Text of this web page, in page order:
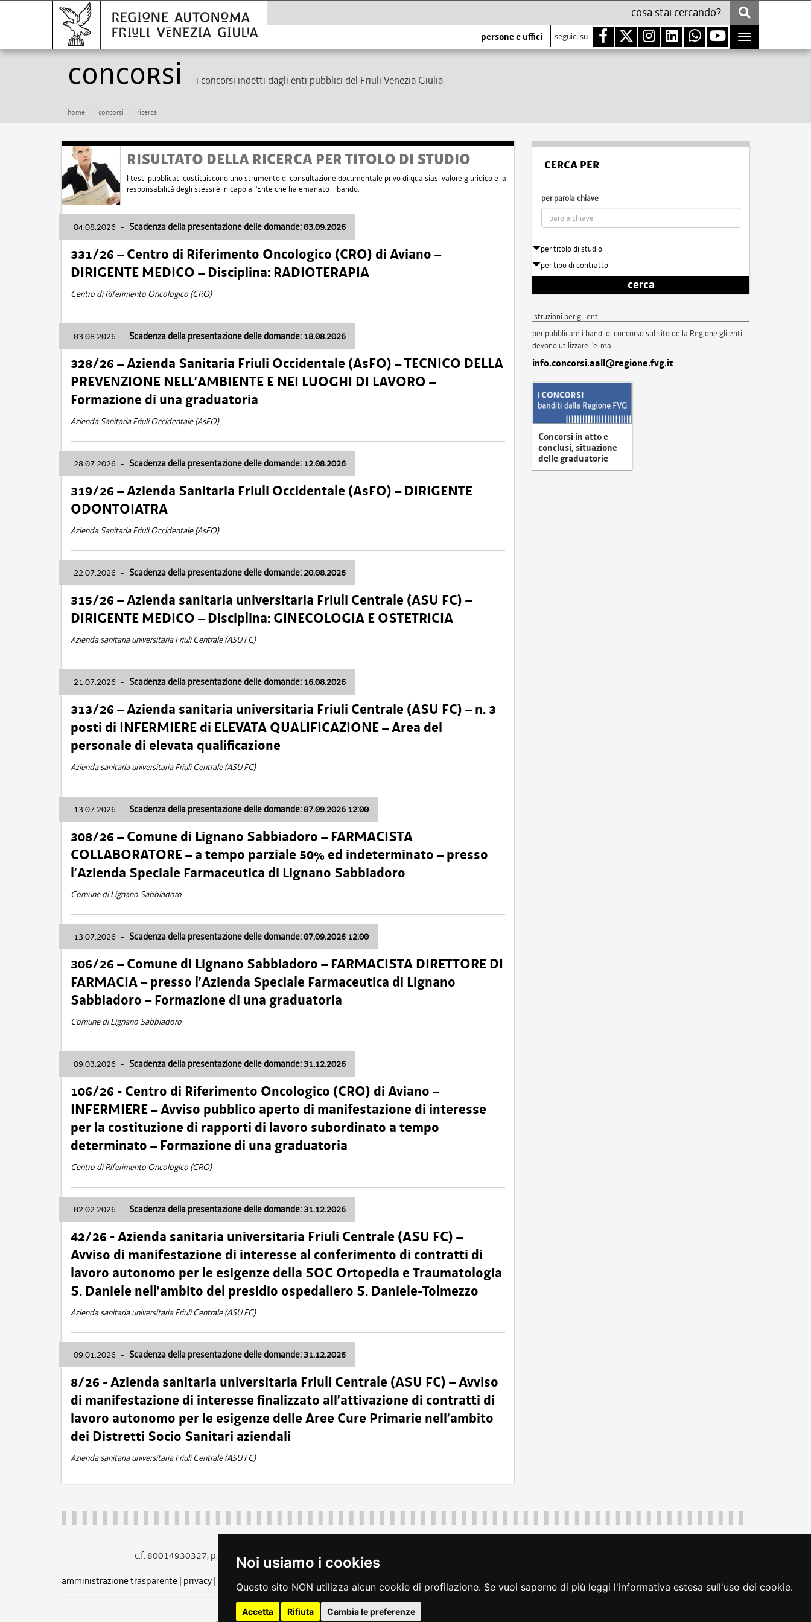
Noi usiamo i cookies
Questo sito NON utilizza alcun cookie di profilazione. Se vuoi saperne di più leggi l'informativa estesa sull'uso dei cookie.
Accetta Rifiuta Cambia le preferenze
persone e uffici seguici su
Toggle
navigation
Concorsi i concorsi indetti dagli enti pubblici del Friuli Venezia Giulia
home concorsi ricerca
RISULTATO DELLA RICERCA PER TITOLO DI STUDIO
I testi pubblicati costituiscono uno strumento di consultazione documentale privo di qualsiasi valore giuridico e la
responsabilità degli stessi è in capo all'Ente che ha emanato il bando.
04.08.2026 - Scadenza della presentazione delle domande: 03.09.2026
331/26 – Centro di Riferimento Oncologico (CRO) di Aviano –
DIRIGENTE MEDICO – Disciplina: RADIOTERAPIA
Centro di Riferimento Oncologico (CRO)
03.08.2026 - Scadenza della presentazione delle domande: 18.08.2026
328/26 – Azienda Sanitaria Friuli Occidentale (AsFO) – TECNICO DELLA
PREVENZIONE NELL’AMBIENTE E NEI LUOGHI DI LAVORO –
Formazione di una graduatoria
Azienda Sanitaria Friuli Occidentale (AsFO)
28.07.2026 - Scadenza della presentazione delle domande: 12.08.2026
319/26 – Azienda Sanitaria Friuli Occidentale (AsFO) – DIRIGENTE
ODONTOIATRA
Azienda Sanitaria Friuli Occidentale (AsFO)
22.07.2026 - Scadenza della presentazione delle domande: 20.08.2026
315/26 – Azienda sanitaria universitaria Friuli Centrale (ASU FC) –
DIRIGENTE MEDICO – Disciplina: GINECOLOGIA E OSTETRICIA
Azienda sanitaria universitaria Friuli Centrale (ASU FC)
21.07.2026 - Scadenza della presentazione delle domande: 16.08.2026
313/26 – Azienda sanitaria universitaria Friuli Centrale (ASU FC) – n. 3
posti di INFERMIERE di ELEVATA QUALIFICAZIONE – Area del
personale di elevata qualificazione
Azienda sanitaria universitaria Friuli Centrale (ASU FC)
13.07.2026 - Scadenza della presentazione delle domande: 07.09.2026 12:00
308/26 – Comune di Lignano Sabbiadoro – FARMACISTA
COLLABORATORE – a tempo parziale 50% ed indeterminato – presso
l’Azienda Speciale Farmaceutica di Lignano Sabbiadoro
Comune di Lignano Sabbiadoro
13.07.2026 - Scadenza della presentazione delle domande: 07.09.2026 12:00
306/26 – Comune di Lignano Sabbiadoro – FARMACISTA DIRETTORE DI
FARMACIA – presso l’Azienda Speciale Farmaceutica di Lignano
Sabbiadoro – Formazione di una graduatoria
Comune di Lignano Sabbiadoro
09.03.2026 - Scadenza della presentazione delle domande: 31.12.2026
106/26 - Centro di Riferimento Oncologico (CRO) di Aviano –
INFERMIERE – Avviso pubblico aperto di manifestazione di interesse
per la costituzione di rapporti di lavoro subordinato a tempo
determinato – Formazione di una graduatoria
Centro di Riferimento Oncologico (CRO)
02.02.2026 - Scadenza della presentazione delle domande: 31.12.2026
42/26 - Azienda sanitaria universitaria Friuli Centrale (ASU FC) –
Avviso di manifestazione di interesse al conferimento di contratti di
lavoro autonomo per le esigenze della SOC Ortopedia e Traumatologia
S. Daniele nell’ambito del presidio ospedaliero S. Daniele-Tolmezzo
Azienda sanitaria universitaria Friuli Centrale (ASU FC)
09.01.2026 - Scadenza della presentazione delle domande: 31.12.2026
8/26 - Azienda sanitaria universitaria Friuli Centrale (ASU FC) – Avviso
di manifestazione di interesse finalizzato all’attivazione di contratti di
lavoro autonomo per le esigenze delle Aree Cure Primarie nell’ambito
dei Distretti Socio Sanitari aziendali
Azienda sanitaria universitaria Friuli Centrale (ASU FC)
CERCA PER
per parola chiave
per titolo di studio
per tipo di contratto
cerca
istruzioni per gli enti
per pubblicare i bandi di concorso sul sito della Regione gli enti
devono utilizzare l'e-mail
info.concorsi.aall@regione.fvg.it
Concorsi in atto e
conclusi, situazione
delle graduatorie
c.f. 80014930327; p.iva 00526040324
piazza Unità d'Italia 1 Trieste
amministrazione trasparente| privacy| cookie note legali | accessibilità rss dichiarazione di accessibilità feedback cambio preferenze cookie loginFVG